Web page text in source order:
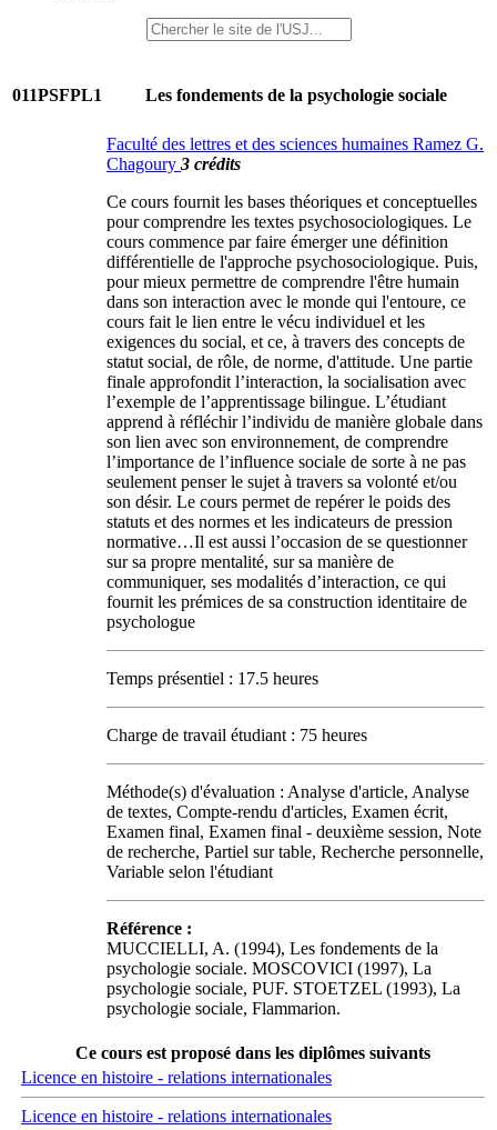
011PSFPL1 Les fondements de la psychologie sociale
Faculté des lettres et des sciences humaines Ramez G.
Chagoury 3 crédits
Ce cours fournit les bases théoriques et conceptuelles
pour comprendre les textes psychosociologiques. Le
cours commence par faire émerger une définition
différentielle de l'approche psychosociologique. Puis,
pour mieux permettre de comprendre l'être humain
dans son interaction avec le monde qui l'entoure, ce
cours fait le lien entre le vécu individuel et les
exigences du social, et ce, à travers des concepts de
statut social, de rôle, de norme, d'attitude. Une partie
finale approfondit l’interaction, la socialisation avec
l’exemple de l’apprentissage bilingue. L’étudiant
apprend à réfléchir l’individu de manière globale dans
son lien avec son environnement, de comprendre
l’importance de l’influence sociale de sorte à ne pas
seulement penser le sujet à travers sa volonté et/ou
son désir. Le cours permet de repérer le poids des
statuts et des normes et les indicateurs de pression
normative…Il est aussi l’occasion de se questionner
sur sa propre mentalité, sur sa manière de
communiquer, ses modalités d’interaction, ce qui
fournit les prémices de sa construction identitaire de
psychologue
Temps présentiel : 17.5 heures
Charge de travail étudiant : 75 heures
Méthode(s) d'évaluation : Analyse d'article, Analyse
de textes, Compte-rendu d'articles, Examen écrit,
Examen final, Examen final - deuxième session, Note
de recherche, Partiel sur table, Recherche personnelle,
Variable selon l'étudiant
Référence :
MUCCIELLI, A. (1994), Les fondements de la
psychologie sociale. MOSCOVICI (1997), La
psychologie sociale, PUF. STOETZEL (1993), La
psychologie sociale, Flammarion.
Ce cours est proposé dans les diplômes suivants
Licence en histoire - relations internationales
Licence en histoire - relations internationales